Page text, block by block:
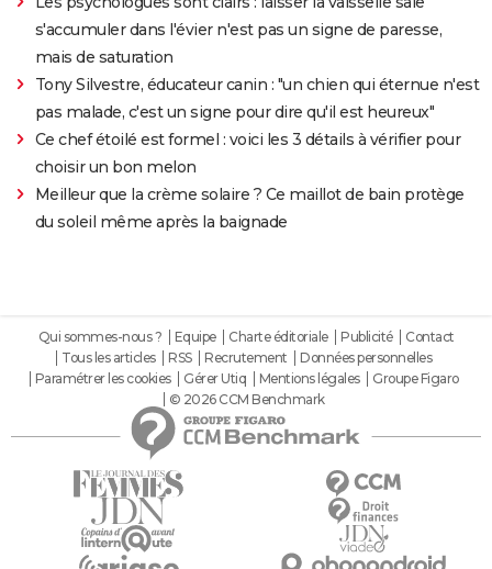
s'accumuler dans l'évier n'est pas un signe de paresse,
mais de saturation
Tony Silvestre, éducateur canin : "un chien qui éternue n'est
pas malade, c'est un signe pour dire qu'il est heureux"
Ce chef étoilé est formel : voici les 3 détails à vérifier pour
choisir un bon melon
Meilleur que la crème solaire ? Ce maillot de bain protège
du soleil même après la baignade
Qui sommes-nous ? Equipe Charte éditoriale Publicité
Contact
Tous les articles
RSS Recrutement
Données personnelles
Paramétrer les cookies
Gérer Utiq Mentions légales
Groupe Figaro
© 2026 CCM Benchmark